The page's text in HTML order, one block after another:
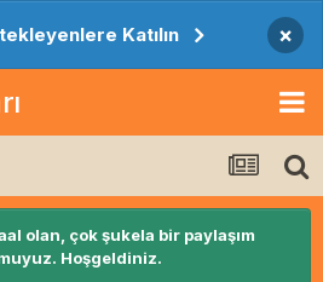
Katılın ×
olan, çok şukela bir paylaşım
Hoşgeldiniz.